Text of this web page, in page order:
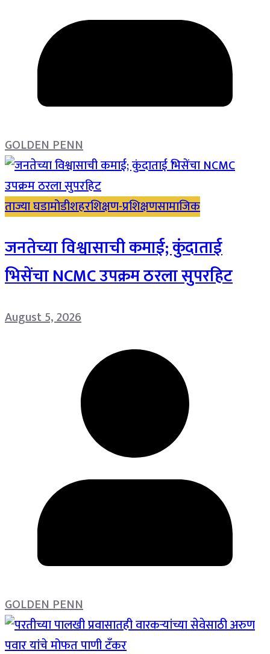
GOLDEN PENN
ताज्या घडामोडीशहरशिक्षण-प्रशिक्षणसामाजिक
जनतेच्या विश्वासाची कमाई; कुंदाताई
भिसेंचा NCMC उपक्रम ठरला सुपरहिट
August 5, 2026
GOLDEN PENN